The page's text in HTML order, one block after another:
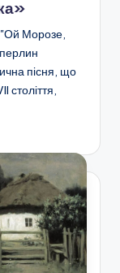
"Ой Морозе,
пісня, що
століття,